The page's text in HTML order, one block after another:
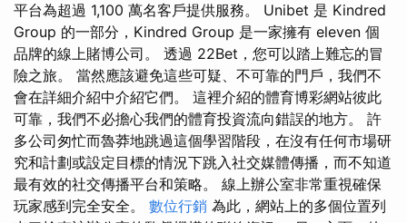
平台為超過 1,100 萬名客戶提供服務。 Unibet 是 Kindred
Group 的一部分，Kindred Group 是一家擁有 eleven 個
品牌的線上賭博公司。 透過 22Bet，您可以踏上難忘的冒
險之旅。 當然應該避免這些可疑、不可靠的門戶，我們不
會在詳細介紹中介紹它們。 這裡介紹的體育博彩網站彼此
可靠，我們不必擔心我們的體育投資流向錯誤的地方。 許
多公司匆忙而魯莽地跳過這個學習階段，在沒有任何市場研
究和計劃或設定目標的情況下跳入社交媒體傳播，而不知道
最有效的社交傳播平台和策略。 線上辦公室非常重視確保
玩家感到完全安全。 數位行銷 為此，網站上的多個位置列